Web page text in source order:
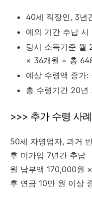
40세 직장인, 3년
예외 기간 추납
당시 소득기준 월
× 36개월 = 총
예상 수령액 증가
총 수령기간 20년
>>> 추가 수령 사
50세 자영업자, 과거
후 미가입 7년간 추납
월 납부액 170,000원
후 연금 10만 원 이상